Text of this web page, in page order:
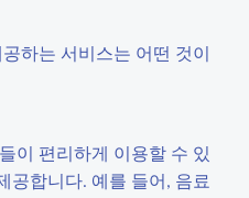
하는 서비스는 어떤 것이
이 편리하게 이용할 수 있
공합니다. 예를 들어, 음료